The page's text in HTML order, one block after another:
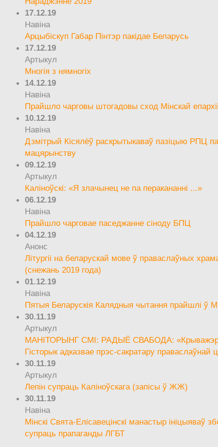
17.12.19
Навіна
Арцыбіскуп Габар Пінтэр пакідае Беларусь
17.12.19
Артыкул
Многія з нямногіх
14.12.19
Навіна
Прайшло чарговы штогадовы сход Мінскай
10.12.19
Навіна
Дзмітрый Кісялёў раскрытыкаваў пазіцыю РПЦ
мацярынству
09.12.19
Артыкул
Каліноўскі: «Я злачынец не па перакананні ...»
06.12.19
Навіна
Прайшло чарговае паседжанне сіноду БПЦ
04.12.19
Анонс
Літургіі на беларускай мове ў праваслаўных
(снежань 2019 года)
01.12.19
Навіна
Пятыя Беларускія Калядныя чытання прайшлі ў
30.11.19
Артыкул
МАНІТОРЫНГ СМІ: РАДЫЁ СВАБОДА:
Гісторык адказвае прэс-сакратару праваслаўнай
30.11.19
Артыкул
Лепін супраць Каліноўскага (запісы ў ЖЖ)
30.11.19
Навіна
Мінскі Свята-Елісавецінскі манастыр ініцыяваў
супраць прапаганды ЛГБТ